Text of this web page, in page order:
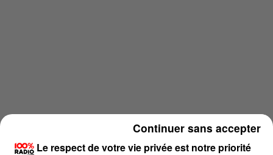
Le respect de votre vie privée est notre priorité
Continuer sans accepter